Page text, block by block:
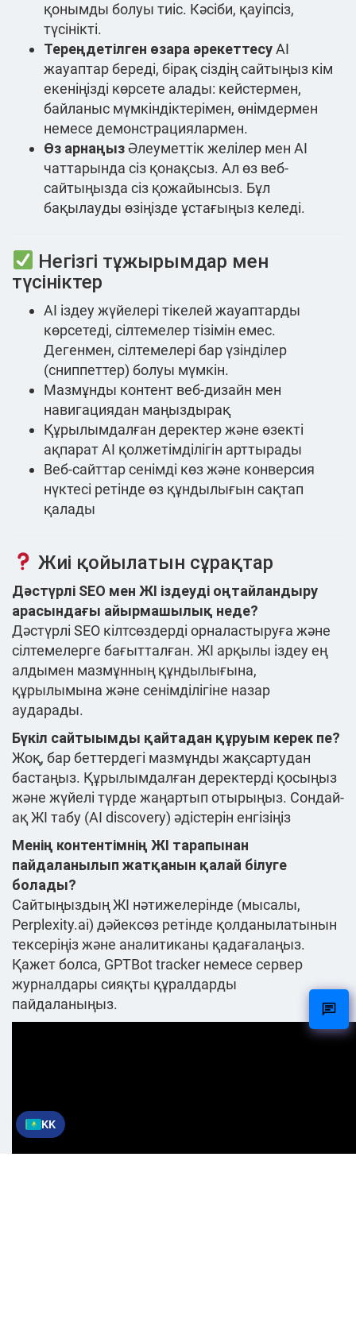
қонымды болуы тиіс. Кәсіби, қауіпсіз,
түсінікті.
Тереңдетілген өзара әрекеттесуAI
жауаптар береді, бірақ сіздің сайтыңыз кім
екеніңізді көрсете алады: кейстермен,
байланыс мүмкіндіктерімен, өнімдермен
немесе демонстрациялармен.
Өз арнаңызӘлеуметтік желілер мен AI
чаттарында сіз қонақсыз. Ал өз веб-
сайтыңызда сіз қожайынсыз. Бұл
бақылауды өзіңізде ұстағыңыз келеді.
Негізгі тұжырымдар мен
түсініктер
AI іздеу жүйелері тікелей жауаптарды
көрсетеді, сілтемелер тізімін емес.
Дегенмен, сілтемелері бар үзінділер
(сниппеттер) болуы мүмкін.
Мазмұнды контент веб-дизайн мен
навигациядан маңыздырақ
Құрылымдалған деректер және өзекті
ақпарат AI қолжетімділігін арттырады
Веб-сайттар сенімді көз және конверсия
нүктесі ретінде өз құндылығын сақтап
қалады
Жиі қойылатын сұрақтар
Дәстүрлі SEO мен ЖІ іздеуді оңтайландыру
арасындағы айырмашылық неде?
Дәстүрлі SEO кілтсөздерді орналастыруға және
сілтемелерге бағытталған. ЖІ арқылы іздеу ең
алдымен мазмұнның құндылығына,
құрылымына және сенімділігіне назар
аударады.
Бүкіл сайтыымды қайтадан құруым керек пе?
Жоқ, бар беттердегі мазмұнды жақсартудан
бастаңыз. Құрылымдалған деректерді қосыңыз
және жүйелі түрде жаңартып отырыңыз. Сондай-
ақ ЖІ табу (AI discovery) әдістерін енгізіңіз
Менің контентімнің ЖІ тарапынан
пайдаланылып жатқанын қалай білуге
болады?
Сайтыңыздың ЖІ нәтижелерінде (мысалы,
Perplexity.ai) дәйексөз ретінде қолданылатынын
тексеріңіз және аналитиканы қадағалаңыз.
Қажет болса, GPTBot tracker немесе сервер
журналдары сияқты құралдарды
пайдаланыңыз.
KK